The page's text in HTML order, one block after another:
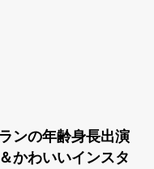
ンの年齢身長出演
かわいいインスタ